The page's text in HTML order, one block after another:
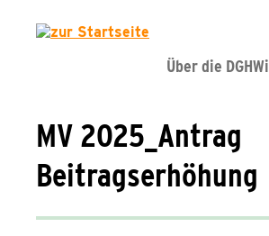
Über die DGHWi
MV 2025_Antrag
Beitragserhöhung